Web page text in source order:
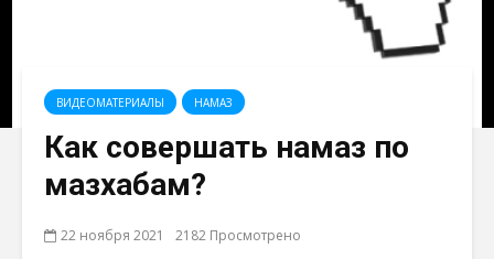
ВИДЕОМАТЕРИАЛЫ НАМАЗ
Как совершать намаз по
мазхабам?
22 ноября 2021 2182 Просмотрено